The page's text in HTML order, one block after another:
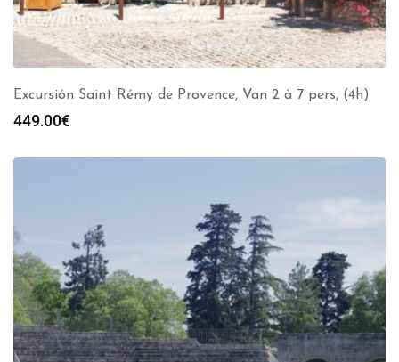
Excursión Saint Rémy de Provence, Van 2 à 7 pers, (4h)
449.00€